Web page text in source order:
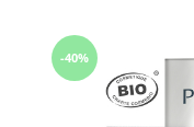
-40%